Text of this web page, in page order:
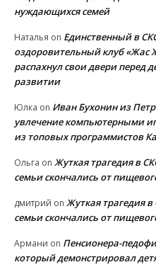
нуждающихся семей
Наталья on Единственный в
оздоровительный клуб
распахнул свои двери перед
развитии
Юлка on Иван Бухонин из
увлечение компьютерными
из топовых программистов
Ольга on Жуткая трагедия в
семьи скончались от
дмитрий on Жуткая трагедия
семьи скончались от
Армани on Пенсионера-
который демонстрировал